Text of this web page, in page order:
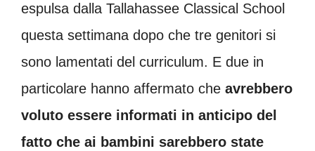
espulsa dalla Tallahassee Classical School
questa settimana dopo che tre genitori si
sono lamentati del curriculum. E due in
particolare hanno affermato che avrebbero
voluto essere informati in anticipo del
fatto che ai bambini sarebbero state